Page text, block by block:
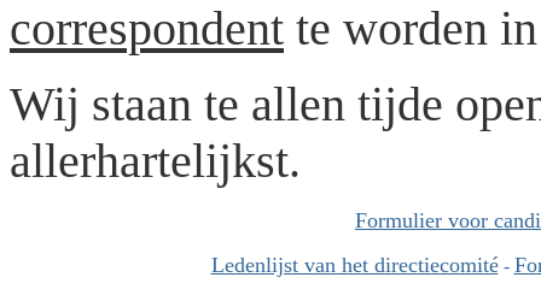
correspondent te worden
Wij staan te allen tijde
allerhartelijkst.
Formulier voor
Ledenlijst van het directiecomité-